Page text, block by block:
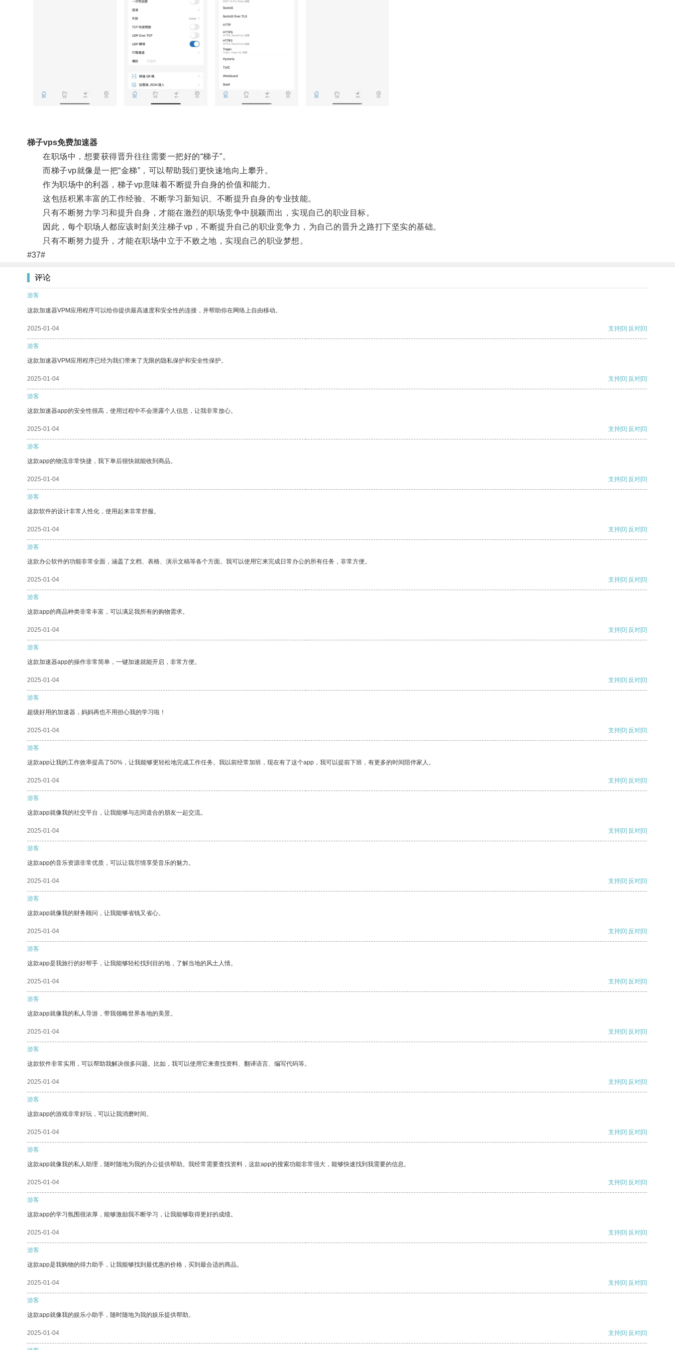
梯子vps免费加速器
在职场中，想要获得晋升往往需要一把好的“梯子”。
而梯子vp就像是一把“金梯”，可以帮助我们更快速地向上攀升。
作为职场中的利器，梯子vp意味着不断提升自身的价值和能力。
这包括积累丰富的工作经验、不断学习新知识、不断提升自身的专业技能。
只有不断努力学习和提升自身，才能在激烈的职场竞争中脱颖而出，实现自己的职业目标。
因此，每个职场人都应该时刻关注梯子vp，不断提升自己的职业竞争力，为自己的晋升之路打下坚实的基础。
只有不断努力提升，才能在职场中立于不败之地，实现自己的职业梦想。
#37#
评论
游客
这款加速器VPM应用程序可以给你提供最高速度和安全性的连接，并帮助你在网络上自由移动。
2025-01-04 支持[0] 反对[0]
游客
这款加速器VPM应用程序已经为我们带来了无限的隐私保护和安全性保护。
2025-01-04 支持[0] 反对[0]
游客
这款加速器app的安全性很高，使用过程中不会泄露个人信息，让我非常放心。
2025-01-04 支持[0] 反对[0]
游客
这款app的物流非常快捷，我下单后很快就能收到商品。
2025-01-04 支持[0] 反对[0]
游客
这款软件的设计非常人性化，使用起来非常舒服。
2025-01-04 支持[0] 反对[0]
游客
这款办公软件的功能非常全面，涵盖了文档、表格、演示文稿等各个方面。我可以使用它来完成日常办公的所有任务，非常方便。
2025-01-04 支持[0] 反对[0]
游客
这款app的商品种类非常丰富，可以满足我所有的购物需求。
2025-01-04 支持[0] 反对[0]
游客
这款加速器app的操作非常简单，一键加速就能开启，非常方便。
2025-01-04 支持[0] 反对[0]
游客
超级好用的加速器，妈妈再也不用担心我的学习啦！
2025-01-04 支持[0] 反对[0]
游客
这款app让我的工作效率提高了50%，让我能够更轻松地完成工作任务。我以前经常加班，现在有了这个app，我可以提前下班，有更多的时间陪伴家人。
2025-01-04 支持[0] 反对[0]
游客
这款app就像我的社交平台，让我能够与志同道合的朋友一起交流。
2025-01-04 支持[0] 反对[0]
游客
这款app的音乐资源非常优质，可以让我尽情享受音乐的魅力。
2025-01-04 支持[0] 反对[0]
游客
这款app就像我的财务顾问，让我能够省钱又省心。
2025-01-04 支持[0] 反对[0]
游客
这款app是我旅行的好帮手，让我能够轻松找到目的地，了解当地的风土人情。
2025-01-04 支持[0] 反对[0]
游客
这款app就像我的私人导游，带我领略世界各地的美景。
2025-01-04 支持[0] 反对[0]
游客
这款软件非常实用，可以帮助我解决很多问题。比如，我可以使用它来查找资料、翻译语言、编写代码等。
2025-01-04 支持[0] 反对[0]
游客
这款app的游戏非常好玩，可以让我消磨时间。
2025-01-04 支持[0] 反对[0]
游客
这款app就像我的私人助理，随时随地为我的办公提供帮助。我经常需要查找资料，这款app的搜索功能非常强大，能够快速找到我需要的信息。
2025-01-04 支持[0] 反对[0]
游客
这款app的学习氛围很浓厚，能够激励我不断学习，让我能够取得更好的成绩。
2025-01-04 支持[0] 反对[0]
游客
这款app是我购物的得力助手，让我能够找到最优惠的价格，买到最合适的商品。
2025-01-04 支持[0] 反对[0]
游客
这款app就像我的娱乐小助手，随时随地为我的娱乐提供帮助。
2025-01-04 支持[0] 反对[0]